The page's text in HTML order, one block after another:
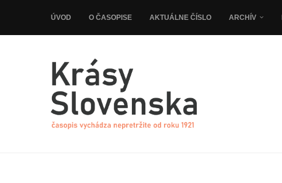
ÚVOD O ČASOPISE AKTUÁLNE ČÍSLO ARCHÍV